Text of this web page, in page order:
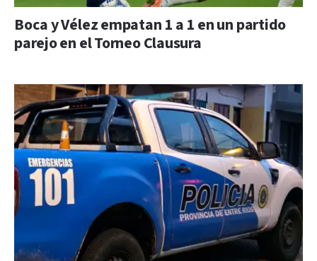
Boca y Vélez empatan 1 a 1 en un partido
parejo en el Torneo Clausura